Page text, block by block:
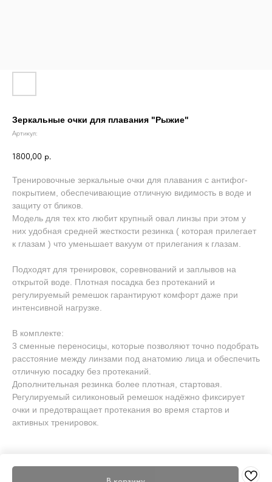
Зеркальные очки для плавания "Рыжие"
Артикул:
1800,00 р.
Тренировочные зеркальные очки для плавания с антифог-
покрытием, обеспечивающие отличную видимость в воде и
защиту от бликов.
Модель для тех кто любит крупный овал линзы при этом у
них удобная средней жесткости резинка ( которая прилегает
к глазам ) что уменьшает вакуум от прилегания к глазам.
Подходят для тренировок, соревнований и заплывов на
открытой воде. Плотная посадка без протеканий и
регулируемый ремешок гарантируют комфорт даже при
интенсивной нагрузке.
В комплекте:
3 сменные переносицы, которые позволяют точно подобрать
расстояние между линзами под анатомию лица и обеспечить
отличную посадку без протеканий.
Дополнительная резинка более плотная, стартовая.
Регулируемый силиконовый ремешок надёжно фиксирует
очки и предотвращает протекания во время стартов и
активных тренировок.